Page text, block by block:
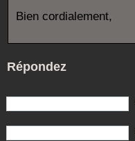
Bien cordialement,
Répondez